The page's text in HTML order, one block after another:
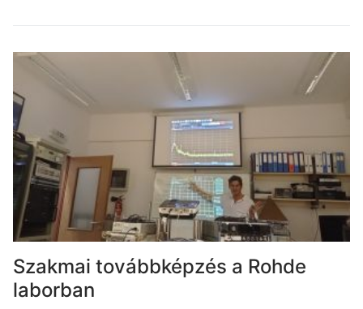
Szakmai továbbképzés a Rohde
laborban